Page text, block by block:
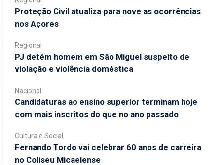
Proteção Civil atualiza para nove as ocorrências
nos Açores
Regional
PJ detém homem em São Miguel suspeito de
violação e violência doméstica
Nacional
Candidaturas ao ensino superior terminam hoje
com mais inscritos do que no ano passado
Cultura e Social
Fernando Tordo vai celebrar 60 anos de carreira
no Coliseu Micaelense